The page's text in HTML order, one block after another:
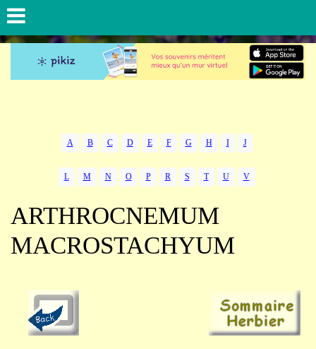
A B C D E F G H I J
L M N O P R S T U V
ARTHROCNEMUM
MACROSTACHYUM